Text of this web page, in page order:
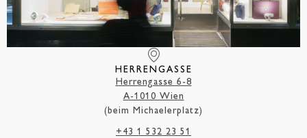
HERRENGASSE
Herrengasse 6-8
A-1010 Wien
(beim Michaelerplatz)
+43 1 532 23 51